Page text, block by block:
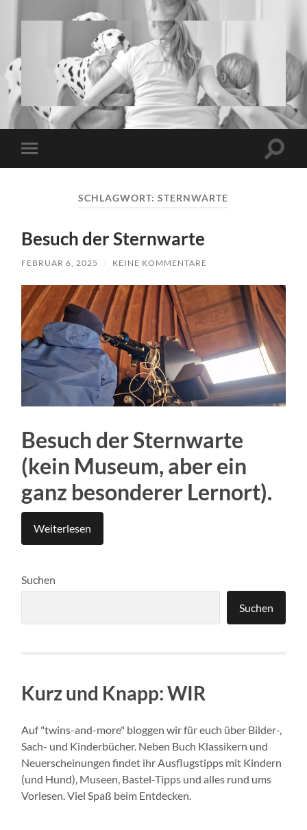
www.twins-
and-
more.de
Menü
SCHLAGWORT:STERNWARTE
Besuch der Sternwarte
FEBRUAR 6, 2025 / KEINE KOMMENTARE
Besuch der Sternwarte
(kein Museum, aber ein
ganz besonderer Lernort).
Weiterlesen
Suchen
Suchen
Kurz und Knapp: WIR
Auf "twins-and-more" bloggen wir für euch über Bilder-,
Sach- und Kinderbücher. Neben Buch Klassikern und
Neuerscheinungen findet ihr Ausflugstipps mit Kindern
(und Hund), Museen, Bastel-Tipps und alles rund ums
Vorlesen. Viel Spaß beim Entdecken.